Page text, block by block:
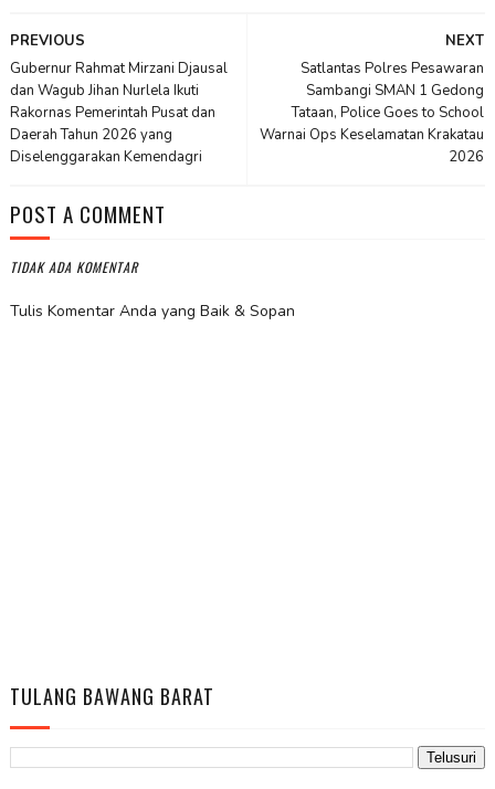
NEXT
Satlantas Polres Pesawaran
Sambangi SMAN 1 Gedong
Tataan, Police Goes to School
Warnai Ops Keselamatan Krakatau
2026
PREVIOUS
Gubernur Rahmat Mirzani Djausal
dan Wagub Jihan Nurlela Ikuti
Rakornas Pemerintah Pusat dan
Daerah Tahun 2026 yang
Diselenggarakan Kemendagri
POST A COMMENT
TIDAK ADA KOMENTAR
Tulis Komentar Anda yang Baik & Sopan
TULANG BAWANG BARAT